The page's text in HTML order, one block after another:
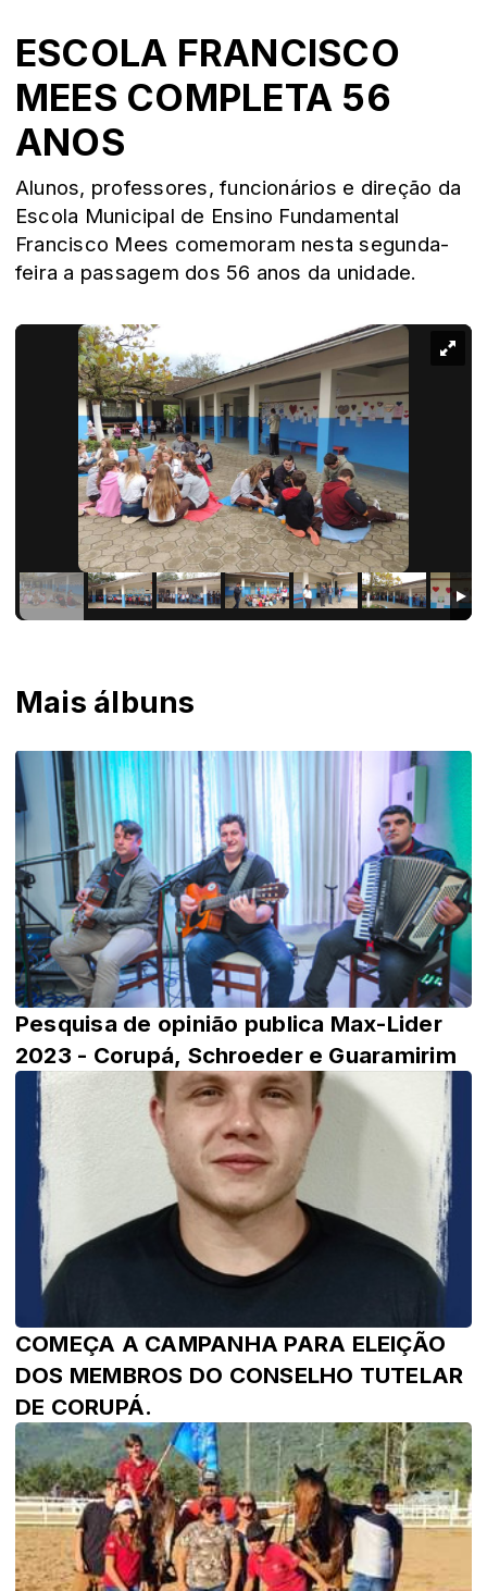
ESCOLA FRANCISCO
MEES COMPLETA 56
ANOS
Alunos, professores, funcionários e direção da
Escola Municipal de Ensino Fundamental
Francisco Mees comemoram nesta segunda-
feira a passagem dos 56 anos da unidade.
Mais álbuns
Pesquisa de opinião publica Max-Lider
2023 - Corupá, Schroeder e Guaramirim
COMEÇA A CAMPANHA PARA ELEIÇÃO
DOS MEMBROS DO CONSELHO TUTELAR
DE CORUPÁ.